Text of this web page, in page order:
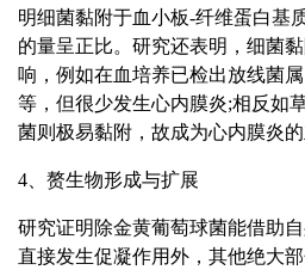
明细菌黏附于血小板-纤维蛋白基
的量呈正比。研究还表明，细菌
响，例如在血培养已检出放线菌
等，但很少发生心内膜炎;相反如
菌则极易黏附，故成为心内膜炎的
4、赘生物形成与扩展
研究证明除金黄葡萄球菌能借助
直接发生促凝作用外，其他绝大